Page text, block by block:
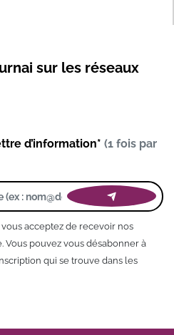
sur les réseaux
d’information* (1 fois par
acceptez de recevoir nos
pouvez vous désabonner à
qui se trouve dans les